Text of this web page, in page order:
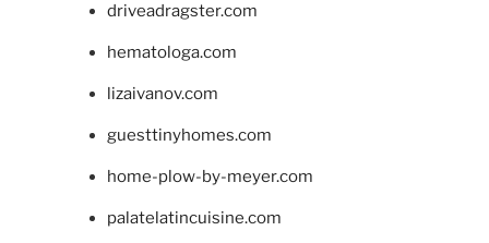
driveadragster.com
hematologa.com
lizaivanov.com
guesttinyhomes.com
home-plow-by-meyer.com
palatelatincuisine.com